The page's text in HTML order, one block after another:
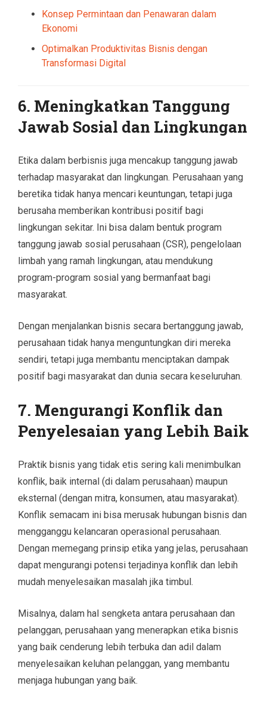
Konsep Permintaan dan Penawaran dalam
Ekonomi
Optimalkan Produktivitas Bisnis dengan
Transformasi Digital
6. Meningkatkan Tanggung
Jawab Sosial dan Lingkungan
Etika dalam berbisnis juga mencakup tanggung jawab
terhadap masyarakat dan lingkungan. Perusahaan yang
beretika tidak hanya mencari keuntungan, tetapi juga
berusaha memberikan kontribusi positif bagi
lingkungan sekitar. Ini bisa dalam bentuk program
tanggung jawab sosial perusahaan (CSR), pengelolaan
limbah yang ramah lingkungan, atau mendukung
program-program sosial yang bermanfaat bagi
masyarakat.
Dengan menjalankan bisnis secara bertanggung jawab,
perusahaan tidak hanya menguntungkan diri mereka
sendiri, tetapi juga membantu menciptakan dampak
positif bagi masyarakat dan dunia secara keseluruhan.
7. Mengurangi Konflik dan
Penyelesaian yang Lebih Baik
Praktik bisnis yang tidak etis sering kali menimbulkan
konflik, baik internal (di dalam perusahaan) maupun
eksternal (dengan mitra, konsumen, atau masyarakat).
Konflik semacam ini bisa merusak hubungan bisnis dan
mengganggu kelancaran operasional perusahaan.
Dengan memegang prinsip etika yang jelas, perusahaan
dapat mengurangi potensi terjadinya konflik dan lebih
mudah menyelesaikan masalah jika timbul.
Misalnya, dalam hal sengketa antara perusahaan dan
pelanggan, perusahaan yang menerapkan etika bisnis
yang baik cenderung lebih terbuka dan adil dalam
menyelesaikan keluhan pelanggan, yang membantu
menjaga hubungan yang baik.